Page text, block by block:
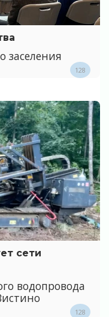
заселения
128
сети
водопровода
128